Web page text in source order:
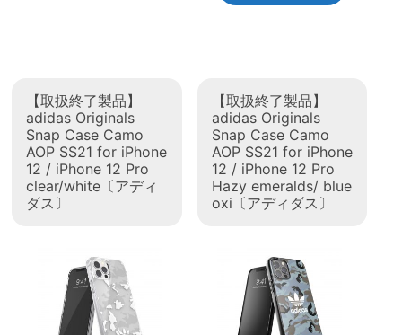
【取扱終了製品】
adidas Originals
Snap Case Camo
AOP SS21 for iPhone
12 / iPhone 12 Pro
clear/white〔アディ
ダス〕
【取扱終了製品】
adidas Originals
Snap Case Camo
AOP SS21 for iPhone
12 / iPhone 12 Pro
Hazy emeralds/ blue
oxi〔アディダス〕